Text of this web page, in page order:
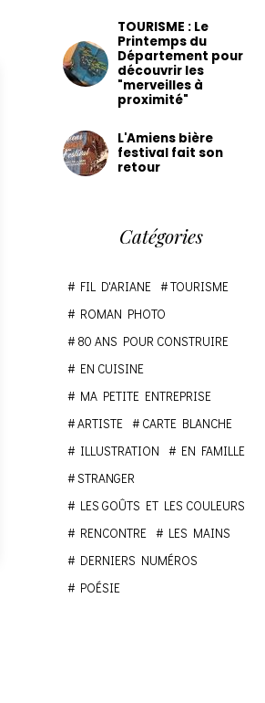
TOURISME : Le
Printemps du
Département pour
découvrir les
"merveilles à
proximité"
L'Amiens bière
festival fait son
retour
Catégories
FIL D'ARIANE
TOURISME
ROMAN PHOTO
80 ANS POUR CONSTRUIRE
EN CUISINE
MA PETITE ENTREPRISE
ARTISTE
CARTE BLANCHE
ILLUSTRATION
EN FAMILLE
STRANGER
LES GOÛTS ET LES COULEURS
RENCONTRE
LES MAINS
DERNIERS NUMÉROS
POÉSIE